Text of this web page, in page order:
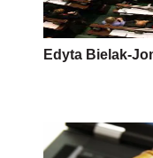
Edyta Bielak-